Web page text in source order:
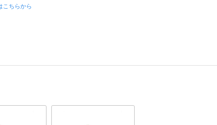
こちらから